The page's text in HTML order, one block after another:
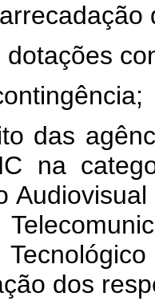
das
na
dos